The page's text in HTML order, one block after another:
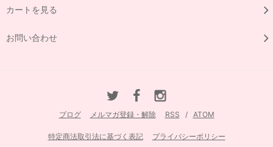
カートを見る
お問い合わせ
ブログ メルマガ登録・解除 RSS / ATOM
特定商法取引法に基づく表記 プライバシーポリシー